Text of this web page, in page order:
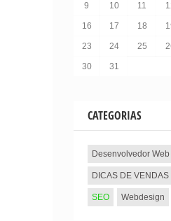
9 10 11
16 17 18
23 24 25
30 31
CATEGORIAS
Desenvolvedor Web
DICAS DE VENDAS
SEO Webdesign